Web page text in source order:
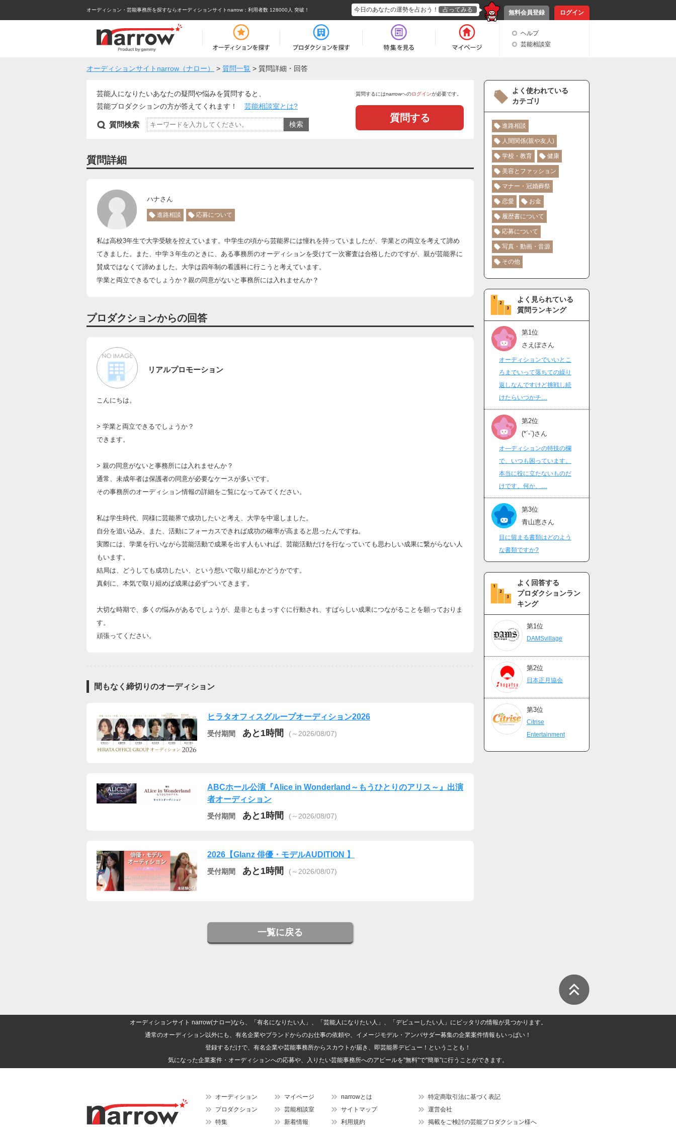
オーディション・芸能事務所を探すならオーディションサイトnarrow ：利用者数 128000人 突破！ 無料会員登録 ログイン
今日のあなたの運勢を占おう！ 占ってみる
ヘルプ
芸能相談室
オーディションサイトnarrow（ナロー） > 質問一覧 > 質問詳細・回答
芸能人になりたいあなたの疑問や悩みを質問すると、
芸能プロダクションの方が答えてくれます！ 芸能相談室とは?
質問検索
質問するにはnarrowへのログインが必要です。
質問する
質問詳細
ハナさん
進路相談 応募について
私は高校3年生で大学受験を控えています。中学生の頃から芸能界には憧れを持っていましたが、学業との両立を考えて諦め
てきました。また、中学３年生のときに、ある事務所のオーディションを受けて一次審査は合格したのですが、親が芸能界に
賛成ではなくて諦めました。大学は四年制の看護科に行こうと考えています。
学業と両立できるでしょうか？親の同意がないと事務所には入れませんか？
プロダクションからの回答
リアルプロモーション
こんにちは。
> 学業と両立できるでしょうか？
できます。
> 親の同意がないと事務所には入れませんか？
通常、未成年者は保護者の同意が必要なケースが多いです。
その事務所のオーディション情報の詳細をご覧になってみてください。
私は学生時代、同様に芸能界で成功したいと考え、大学を中退しました。
自分を追い込み、また、活動にフォーカスできれば成功の確率が高まると思ったんですね。
実際には、学業を行いながら芸能活動で成果を出す人もいれば、芸能活動だけを行なっていても思わしい成果に繋がらない人
もいます。
結局は、どうしても成功したい、という想いで取り組むかどうかです。
真剣に、本気で取り組めば成果は必ずついてきます。
大切な時期で、多くの悩みがあるでしょうが、是非ともまっすぐに行動され、すばらしい成果につながることを願っておりま
す。
頑張ってください。
間もなく締切りのオーディション
ヒラタオフィスグループオーディション2026
受付期間 あと1時間 (～2026/08/07)
ABCホール公演『Alice in Wonderland～もうひとりのアリス～』出演
者オーディション
受付期間 あと1時間 (～2026/08/07)
2026【Glanz 俳優・モデルAUDITION 】
受付期間 あと1時間 (～2026/08/07)
一覧に戻る
よく使われている
カテゴリ
進路相談
人間関係(親や友人)
学校・教育 健康
美容とファッション
マナー・冠婚葬祭
恋愛 お金
履歴書について
応募について
写真・動画・音源
その他
よく見られている
質問ランキング
第1位
さえぽさん
オーディションでいいとこ
ろまでいって落ちての繰り
返しなんですけど挑戦し続
けたらいつかチ…
第2位
(*´-`)さん
オ―ディションの特技の欄
で、いつも困っています。
本当に役に立たないものだ
けです。何か、…
第3位
青山恵さん
目に留まる書類はどのよう
な書類ですか?
よく回答する
プロダクションラン
キング
第1位
DAMSvillage
第2位
日本正月協会
第3位
Citrise
Entertainment
オーディションサイト narrow(ナロー)なら、「有名になりたい人」、「芸能人になりたい人」、「デビューしたい人」にピッタリの情報が見つかります。
通常のオーディション以外にも、有名企業やブランドからのお仕事の依頼や、イメージモデル・アンバサダー募集の企業案件情報もいっぱい！
登録するだけで、有名企業や芸能事務所からスカウトが届き、即芸能界デビュー！ということも！
気になった企業案件・オーディションへの応募や、入りたい芸能事務所へのアピールを"無料"で"簡単"に行うことができます。
オーディション
プロダクション
特集
マイページ
芸能相談室
新着情報
narrowとは
サイトマップ
利用規約
特定商取引法に基づく表記
運営会社
掲載をご検討の芸能プロダクション様へ